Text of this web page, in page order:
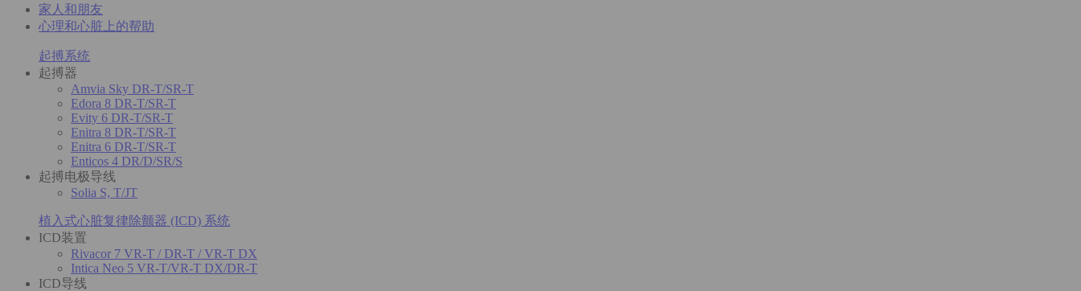
家人和朋友
心理和心脏上的帮助
起搏系统
起搏器
Amvia Sky DR-T/SR-T
Edora 8 DR-T/SR-T
Evity 6 DR-T/SR-T
Enitra 8 DR-T/SR-T
Enitra 6 DR-T/SR-T
Enticos 4 DR/D/SR/S
起搏电极导线
Solia S, T/JT
植入式心脏复律除颤器 (ICD) 系统
ICD装置
Rivacor 7 VR-T / DR-T / VR-T DX
Intica Neo 5 VR-T/VR-T DX/DR-T
ICD导线